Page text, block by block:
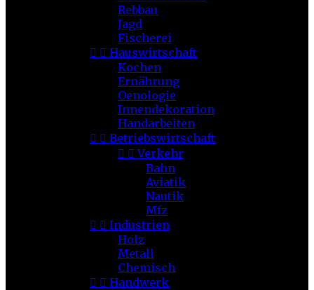
Rebbau
Jagd
Fischerei
  Hauswirtschaft
Kochen
Ernährung
Oenologie
Innendekoration
Handarbeiten
  Betriebswirtschaft
  Verkehr
Bahn
Aviatik
Nautik
Mfz
  Industrien
Holz
Metall
Chemisch
  Handwerk